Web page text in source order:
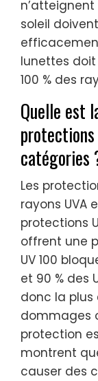
soleil
lunettes
100 % des
Quelle est
catégories
Les
rayons UVA
protections
offrent une
UV 100
et 90 % des
donc la plus
dommages
protection
montrent
causer des